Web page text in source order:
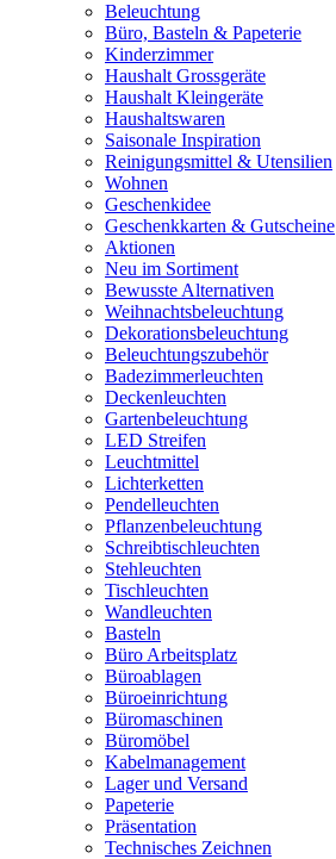
Beleuchtung
Büro, Basteln & Papeterie
Kinderzimmer
Haushalt Grossgeräte
Haushalt Kleingeräte
Haushaltswaren
Saisonale Inspiration
Reinigungsmittel & Utensilien
Wohnen
Geschenkidee
Geschenkkarten & Gutscheine
Aktionen
Neu im Sortiment
Bewusste Alternativen
Weihnachtsbeleuchtung
Dekorationsbeleuchtung
Beleuchtungszubehör
Badezimmerleuchten
Deckenleuchten
Gartenbeleuchtung
LED Streifen
Leuchtmittel
Lichterketten
Pendelleuchten
Pflanzenbeleuchtung
Schreibtischleuchten
Stehleuchten
Tischleuchten
Wandleuchten
Basteln
Büro Arbeitsplatz
Büroablagen
Büroeinrichtung
Büromaschinen
Büromöbel
Kabelmanagement
Lager und Versand
Papeterie
Präsentation
Technisches Zeichnen